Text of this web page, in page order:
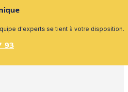
d'experts se tient à votre disposition.
93